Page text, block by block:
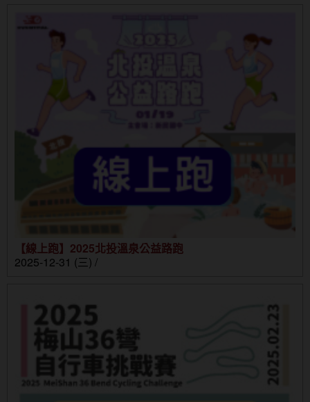
【線上跑】2025北投溫泉公益路跑
2025-12-31 (三) /